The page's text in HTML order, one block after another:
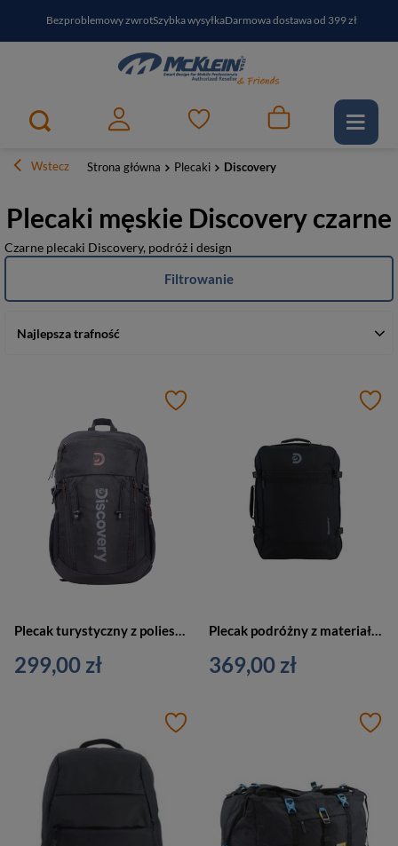
Bezproblemowy zwrotSzybka wysyłkaDarmowa dostawa od 399 zł
PayPo - kup i zapłać za30 dniZapisz się do newslettera i odbierz RABAT
Wstecz Strona główna Plecaki Discovery
Plecaki męskie Discovery czarne
Czarne plecaki Discovery, podróż i design
Najlepsza trafność
Filtrowanie
Plecak turystyczny z poliestru unisex Discovery PATH podróżny 30l czarny
299,00 zł
Plecak podróżny z materiału Discovery ANDES D00400.06 unisex torba czarna
369,00 zł